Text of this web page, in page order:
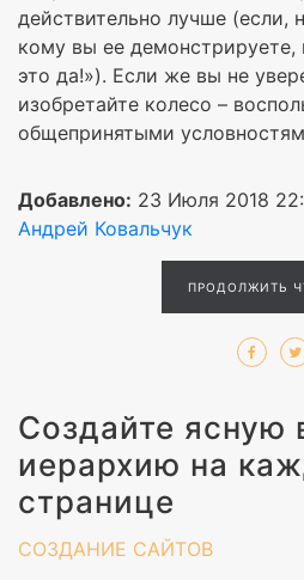
действительно лучше (если,
кому вы ее демонстрируете,
это да!»). Если же вы не
изобретайте колесо –
общепринятыми
Добавлено: 23 Июля 2018
Андрей Ковальчук
ПРОДОЛЖИТЬ
Создайте ясную
иерархию на
странице
СОЗДАНИЕ САЙТОВ